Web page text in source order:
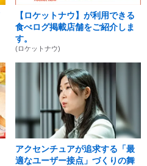
【ロケットナウ】が利用できる
食べログ掲載店舗をご紹介しま
す。
(ロケットナウ)
アクセンチュアが追求する「最
適なユーザー接点」づくりの舞